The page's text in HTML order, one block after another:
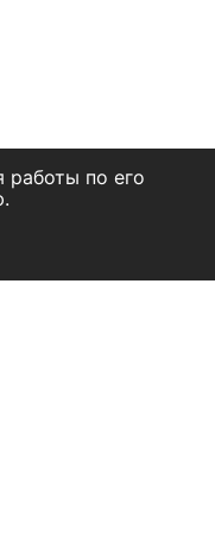
работы по его